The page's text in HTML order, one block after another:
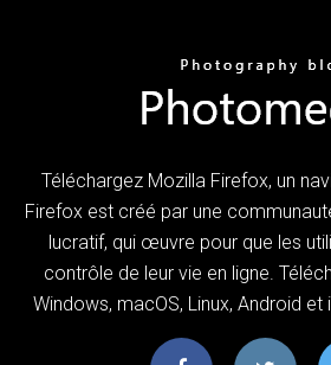
Téléchargez Mozilla Firefox, un
Firefox est créé par une
lucratif, qui œuvre pour que les
contrôle de leur vie en ligne.
Windows, macOS, Linux, Android et